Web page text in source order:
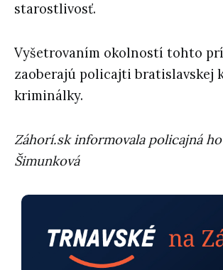
starostlivosť.
Vyšetrovaním okolností tohto
zaoberajú policajti bratislavskej
kriminálky.
Záhorí.sk informovala policajná
Šimunková